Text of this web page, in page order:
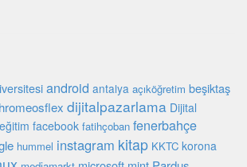
android antalya açıköğretim beşiktaş
dijitalpazarlama Dijital
eğitim facebook fatihçoban fenerbahçe
hummel instagram kitap KKTC korona